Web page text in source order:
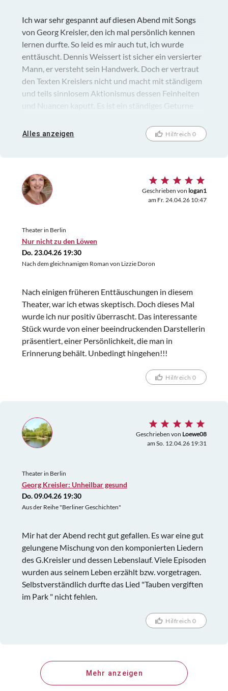
Ich war sehr gespannt auf diesen Abend mit Songs
von Georg Kreisler, den ich mal persönlich kennen
lernen durfte. So leid es mir auch tut, ich wurde
enttäuscht. Dennis Weissert ist sicher ein versierter
Mann, er versteht sein Handwerk. Doch er vertraut
den Texten Kreislers nicht und macht mit ständigem
und teils sinnlosem Aktionismus dessen Feinheiten
und Nuancen kaputt. Es ist ein ständiges Geturne
in wenigen ruhigen Momenten ahnt man, wie der
Abend hätte sein können. Weissert hat selbst auch
daneben.
Alles anzeigen Hilfreich 0
Geschrieben von logan1
am Fr. 24.04.26 10:47
Theater in Berlin
Nur nicht zu den Löwen
Do. 23.04.26 19:30
Nach dem gleichnamigen Roman von Lizzie Doron
Nach einigen früheren Enttäuschungen in diesem
Theater, war ich etwas skeptisch. Doch dieses Mal
wurde ich nur positiv überrascht. Das interessante
Stück wurde von einer beeindruckenden Darstellerin
präsentiert, einer Persönlichkeit, die man in
Erinnerung behält. Unbedingt hingehen!!!
Hilfreich 0
Geschrieben von Loewe08
am So. 12.04.26 19:31
Theater in Berlin
Georg Kreisler: Unheilbar gesund
Do. 09.04.26 19:30
Aus der Reihe "Berliner Geschichten"
Mir hat der Abend recht gut gefallen. Es war eine gut
gelungene Mischung von den komponierten Liedern
des G.Kreisler und dessen Lebenslauf. Viele Episoden
wurden aus seinem Leben erzählt bzw. vorgetragen.
Selbstverständlich durfte das Lied "Tauben vergiften
im Park " nicht fehlen.
Hilfreich 0
Mehr anzeigen